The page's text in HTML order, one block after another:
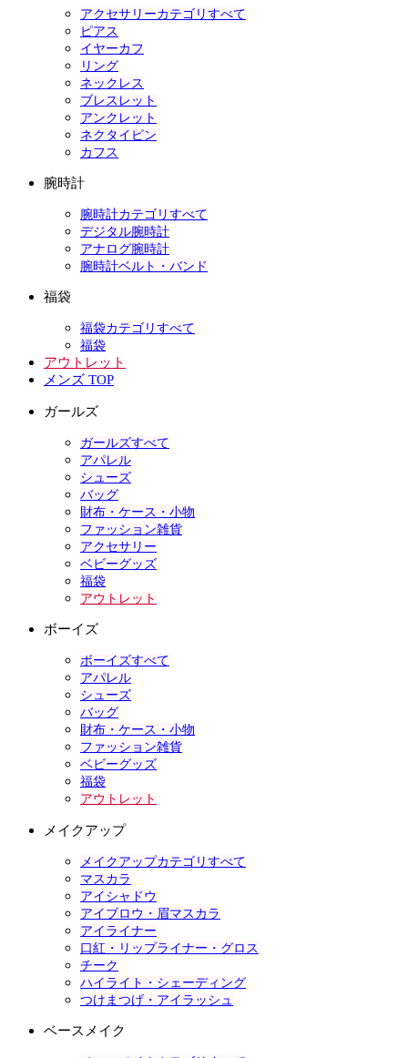
アクセサリーカテゴリすべて
ピアス
イヤーカフ
リング
ネックレス
ブレスレット
アンクレット
ネクタイピン
カフス
腕時計
腕時計カテゴリすべて
デジタル腕時計
アナログ腕時計
腕時計ベルト・バンド
福袋
福袋カテゴリすべて
福袋
アウトレット
メンズ TOP
ガールズ
ガールズすべて
アパレル
シューズ
バッグ
財布・ケース・小物
ファッション雑貨
アクセサリー
ベビーグッズ
福袋
アウトレット
ボーイズ
ボーイズすべて
アパレル
シューズ
バッグ
財布・ケース・小物
ファッション雑貨
ベビーグッズ
福袋
アウトレット
メイクアップ
メイクアップカテゴリすべて
マスカラ
アイシャドウ
アイブロウ・眉マスカラ
アイライナー
口紅・リップライナー・グロス
チーク
ハイライト・シェーディング
つけまつげ・アイラッシュ
ベースメイク